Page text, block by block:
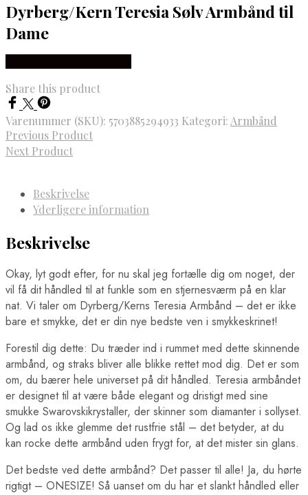
Dyrberg/Kern Teresia Sølv Armbånd til
Dame
Share this product
Varenummer (SKU): 5703885294933 Kategori:Armbånd
Previous Product
Next Product
Beskrivelse
Yderligere information
Beskrivelse
Okay, lyt godt efter, for nu skal jeg fortælle dig om noget, der
vil få dit håndled til at funkle som en stjernesværm på en klar
nat. Vi taler om Dyrberg/Kerns Teresia Armbånd – det er ikke
bare et smykke, det er din nye bedste ven i smykkeskrinet!
Forestil dig dette: Du træder ind i rummet med dette skinnende
armbånd, og straks bliver alle blikke rettet mod dig. Det er som
om, du bærer hele universet på dit håndled. Teresia armbåndet
er designet til at være både elegant og dristigt med sine
smukke Swarovskikrystaller, der skinner som diamanter i sollyset.
Og lad os ikke glemme det rustfrie stål – det betyder, at du
kan rocke dette armbånd uden frygt for, at det mister sin glans.
Det bedste ved dette armbånd? Det passer til alle! Ja, du hørte
rigtigt – ONESIZE! Så uanset om du har et slankt håndled eller